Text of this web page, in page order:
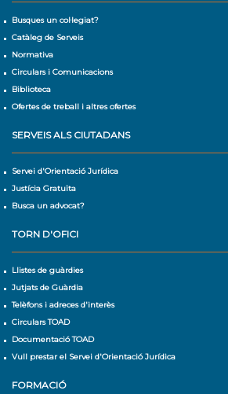
Busques un col·legiat?
Catàleg de Serveis
Normativa
Circulars i Comunicacions
Biblioteca
Ofertes de treball i altres ofertes
SERVEIS ALS CIUTADANS
Servei d'Orientació Jurídica
Justícia Gratuïta
Busca un advocat?
TORN D'OFICI
Llistes de guàrdies
Jutjats de Guàrdia
Telèfons i adreces d'interès
Circulars TOAD
Documentació TOAD
Vull prestar el Servei d'Orientació Jurídica
FORMACIÓ